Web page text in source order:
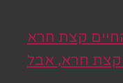
קצת חרא
קצת חרא, אבל